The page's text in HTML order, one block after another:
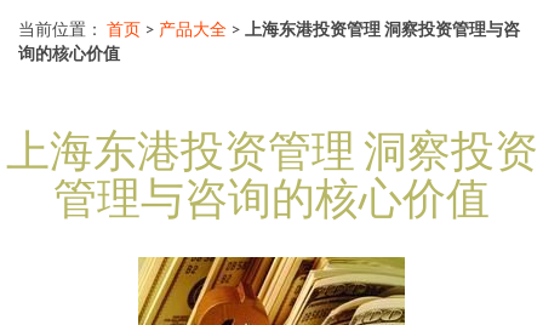
当前位置： 首页 > 产品大全 >
上海东港投资管理 洞察投资管理与咨
询的核心价值
上海东港投资管理 洞察投资
管理与咨询的核心价值